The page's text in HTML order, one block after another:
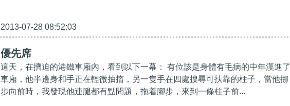
2013-07-28 08:52:03
優先席
這天，在擠迫的港鐵車廂內，看到以下一幕： 有位該是身體有毛病的中年漢進了
車廂，他半邊身和手正在輕微抽搐，另一隻手在四處搜尋可扶靠的柱子，當他挪
步向前時，我發現他連腿都有點問題，拖着腳步，來到一條柱子前...